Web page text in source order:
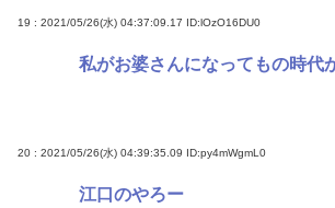
19 : 2021/05/26(水) 04:37:09.17 ID:lOzO16DU0
私がお婆さんになってもの時代
20 : 2021/05/26(水) 04:39:35.09 ID:py4mWgmL0
江口のやろー